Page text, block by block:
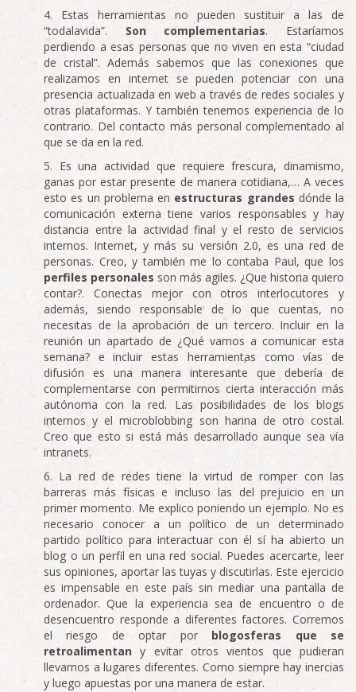
Estas herramientas no pueden sustituir a las de
“todalavida”. Son complementarias. Estaríamos
perdiendo a esas personas que no viven en esta “ciudad
de cristal”. Además sabemos que las conexiones que
realizamos en internet se pueden potenciar con una
presencia actualizada en web a través de redes sociales y
otras plataformas. Y también tenemos experiencia de lo
contrario. Del contacto más personal complementado al
que se da en la red.
Es una actividad que requiere frescura, dinamismo,
ganas por estar presente de manera cotidiana,… A veces
esto es un problema en estructuras grandes dónde la
comunicación externa tiene varios responsables y hay
distancia entre la actividad final y el resto de servicios
internos. Internet, y más su versión 2.0, es una red de
personas. Creo, y también me lo contaba Paul, que los
perfiles personales son más agiles. ¿Que historia quiero
contar?. Conectas mejor con otros interlocutores y
además, siendo responsable de lo que cuentas, no
necesitas de la aprobación de un tercero. Incluir en la
reunión un apartado de ¿Qué vamos a comunicar esta
semana? e incluir estas herramientas como vías de
difusión es una manera interesante que debería de
complementarse con permitirnos cierta interacción más
autónoma con la red. Las posibilidades de los blogs
internos y el microblobbing son harina de otro costal.
Creo que esto si está más desarrollado aunque sea vía
intranets.
La red de redes tiene la virtud de romper con las
barreras más físicas e incluso las del prejuicio en un
primer momento. Me explico poniendo un ejemplo. No es
necesario conocer a un político de un determinado
partido político para interactuar con él sí ha abierto un
blog o un perfil en una red social. Puedes acercarte, leer
sus opiniones, aportar las tuyas y discutirlas. Este ejercicio
es impensable en este país sin mediar una pantalla de
ordenador. Que la experiencia sea de encuentro o de
desencuentro responde a diferentes factores. Corremos
el riesgo de optar por blogosferas que se
retroalimentan y evitar otros vientos que pudieran
llevarnos a lugares diferentes. Como siempre hay inercias
y luego apuestas por una manera de estar.